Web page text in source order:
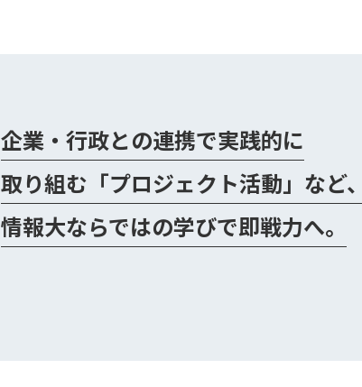
企業・行政との連携で実践的に
取り組む「プロジェクト活動」など、
情報大ならではの学びで即戦力へ。